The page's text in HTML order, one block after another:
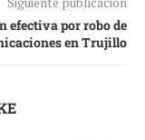
efectiva por robo de
en Trujillo